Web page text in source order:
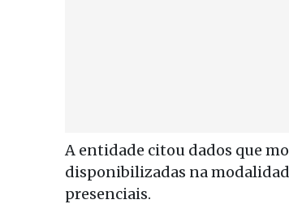
A entidade citou dados que
disponibilizadas na
presenciais.